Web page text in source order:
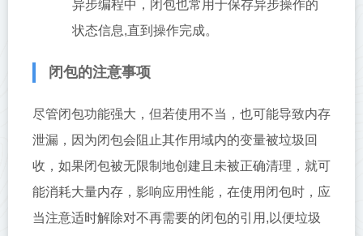
异步编程中，闭包也常用于保存异步操作的
状态信息,直到操作完成。
闭包的注意事项
尽管闭包功能强大，但若使用不当，也可能导致内存
泄漏，因为闭包会阻止其作用域内的变量被垃圾回
收，如果闭包被无限制地创建且未被正确清理，就可
能消耗大量内存，影响应用性能，在使用闭包时，应
当注意适时解除对不再需要的闭包的引用,以便垃圾